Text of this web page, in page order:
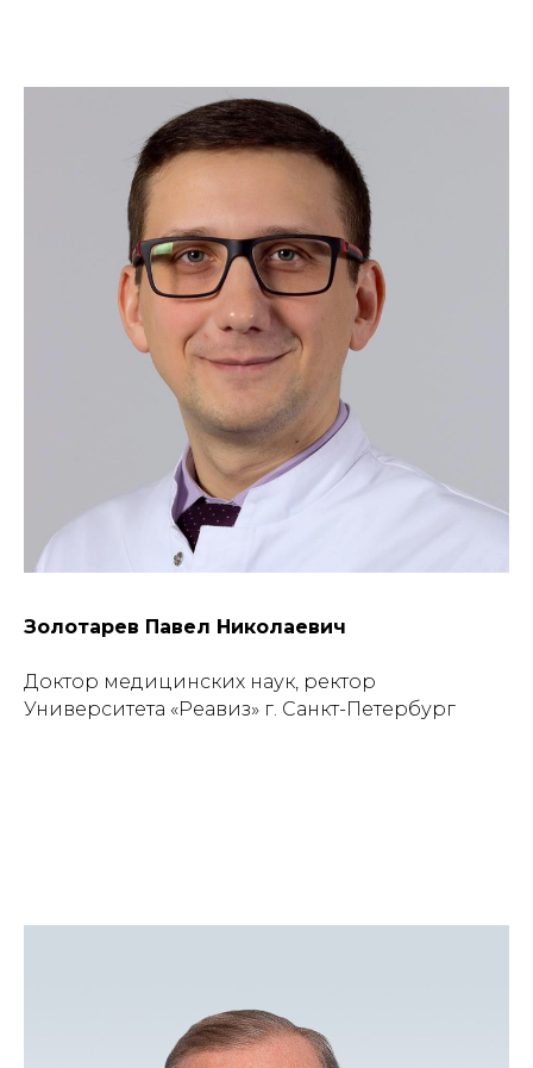
Золотарев Павел Николаевич
Доктор медицинских наук, ректор
Университета «Реавиз» г. Санкт-Петербург